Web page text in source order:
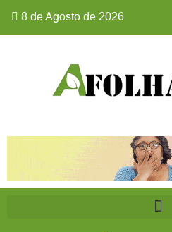
8 de Agosto de 2026